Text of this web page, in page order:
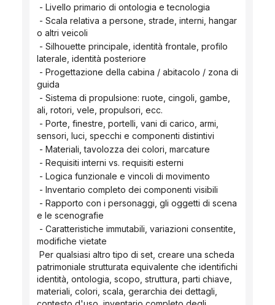
- Livello primario di ontologia e tecnologia
o altri veicoli
laterale, identità posteriore
guida
ali, rotori, vele, propulsori, ecc.
sensori, luci, specchi e componenti distintivi
- Materiali, tavolozza dei colori, marcature
- Requisiti interni vs. requisiti esterni
- Logica funzionale e vincoli di movimento
- Inventario completo dei componenti visibili
e le scenografie
modifiche vietate
patrimoniale strutturata equivalente che identifichi
identità, ontologia, scopo, struttura, parti chiave,
materiali, colori, scala, gerarchia dei dettagli,